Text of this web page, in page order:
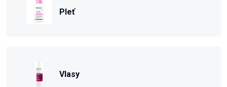
Pleť
Vlasy